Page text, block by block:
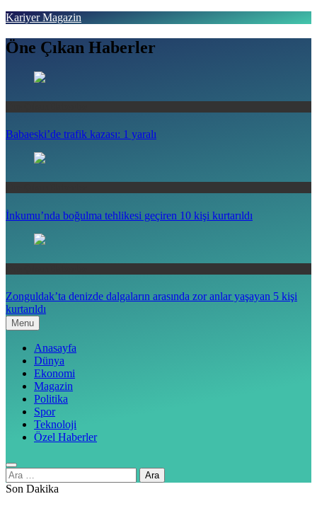
Skip
content
Kariyer Magazin
Haberin doğru adresi
Öne Çıkan Haberler
Babaeski’de trafik kazası: 1 yaralı
İnkumu’nda boğulma tehlikesi geçiren 10 kişi kurtarıldı
Zonguldak’ta denizde dalgaların arasında zor anlar yaşayan 5 kişi
kurtarıldı
Menu
Anasayfa
Dünya
Ekonomi
Magazin
Politika
Spor
Teknoloji
Özel Haberler
Arama:
Son Dakika